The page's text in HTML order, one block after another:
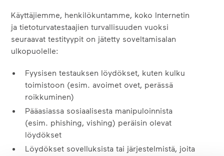
Käyttäjiemme, henkilökuntamme, koko Internetin
ja tietoturvatestaajien turvallisuuden vuoksi
seuraavat testityypit on jätetty soveltamisalan
ulkopuolelle:
Fyysisen testauksen löydökset, kuten kulku
toimistoon (esim. avoimet ovet, perässä
roikkuminen)
Pääasiassa sosiaalisesta manipuloinnista
(esim. phishing, vishing) peräisin olevat
löydökset
Löydökset sovelluksista tai järjestelmistä, joita